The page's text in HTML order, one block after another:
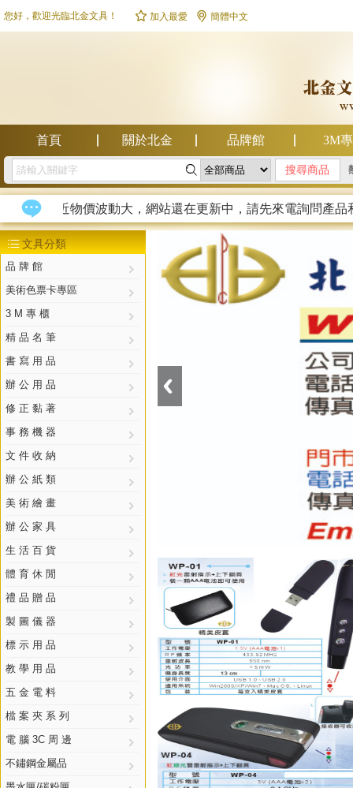
您好，歡迎光臨北金文具！  加入最愛  簡體中文
首頁 關於北金 品牌館 3M
幫助中心 

最近物價波動大，網站還在更新中，請先來電詢問產品和
文具分類
品 牌 館
美術色票卡專區
3 M 專 櫃
精 品 名 筆
書 寫 用 品
辦 公 用 品
修 正 黏 著
事 務 機 器
文 件 收 納
辦 公 紙 類
美 術 繪 畫
辦 公 家 具
生 活 百 貨
體 育 休 閒
禮 品 贈 品
製 圖 儀 器
標 示 用 品
教 學 用 品
五 金 電 料
檔 案 夾 系 列
電 腦 3C 周 邊
不鏽鋼金屬品